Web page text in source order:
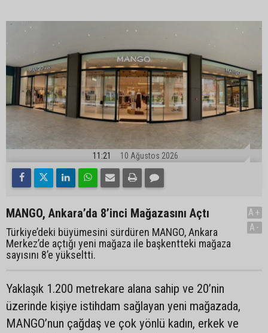
11:21 10 Ağustos 2026
MANGO, Ankara’da 8’inci Mağazasını Açtı
Türkiye’deki büyümesini sürdüren MANGO, Ankara
Merkez’de açtığı yeni mağaza ile başkentteki mağaza
sayısını 8’e yükseltti.
A+
A-
Yaklaşık 1.200 metrekare alana sahip ve 20’nin
üzerinde kişiye istihdam sağlayan yeni mağazada,
MANGO’nun çağdaş ve çok yönlü kadın, erkek ve